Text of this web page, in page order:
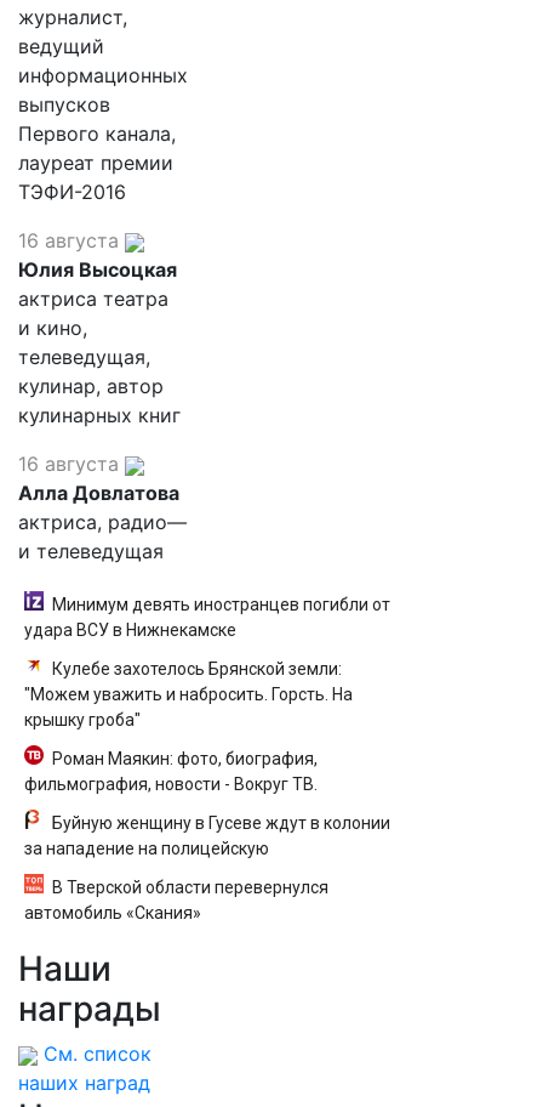
журналист,
ведущий
информационных
выпусков
Первого канала,
лауреат премии
ТЭФИ-2016
16 августа
Юлия Высоцкая
актриса театра
и кино,
телеведущая,
кулинар, автор
кулинарных книг
16 августа
Алла Довлатова
актриса, радио—
и телеведущая
Минимум девять иностранцев погибли от
удара ВСУ в Нижнекамске
Кулебе захотелось Брянской земли:
"Можем уважить и набросить. Горсть. На
крышку гроба"
Роман Маякин: фото, биография,
фильмография, новости - Вокруг ТВ.
Буйную женщину в Гусеве ждут в колонии
за нападение на полицейскую
В Тверской области перевернулся
автомобиль «Скания»
Наши
награды
См. список
наших наград